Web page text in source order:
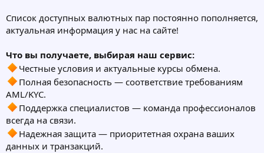
Список доступных валютных пар постоянно пополняется,
актуальная информация у нас на сайте!
Что вы получаете, выбирая наш сервис:
Честные условия и актуальные курсы обмена.
Полная безопасность — соответствие требованиям
AML/KYC.
Поддержка специалистов — команда профессионалов
всегда на связи.
Надежная защита — приоритетная охрана ваших
данных и транзакций.